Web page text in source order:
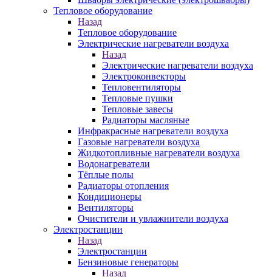
Тепловое оборудование
Назад
Тепловое оборудование
Электрические нагреватели воздуха
Назад
Электрические нагреватели воздуха
Электроконвекторы
Тепловентиляторы
Тепловые пушки
Тепловые завесы
Радиаторы масляные
Инфракрасные нагреватели воздуха
Газовые нагреватели воздуха
Жидкотопливные нагреватели воздуха
Водонагреватели
Тёплые полы
Радиаторы отопления
Кондиционеры
Вентиляторы
Очистители и увлажнители воздуха
Электростанции
Назад
Электростанции
Бензиновые генераторы
Назад